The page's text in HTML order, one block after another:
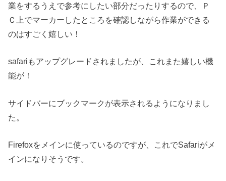
業をするうえで参考にしたい部分だったりするので、Ｐ
Ｃ上でマーカーしたところを確認しながら作業ができる
のはすごく嬉しい！
safariもアップグレードされましたが、これまた嬉しい機
能が！
サイドバーにブックマークが表示されるようになりまし
た。
Firefoxをメインに使っているのですが、これでSafariがメ
インになりそうです。